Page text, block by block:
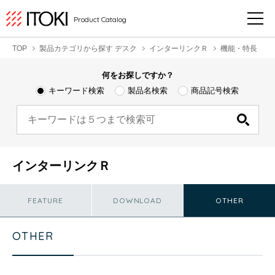
Product Catalog
TOP 製品カテゴリから探す デスク インターリンクＲ 機能・特長
何をお探しですか？
キーワード検索
製品名検索 商品記号検索
インターリンクＲ
FEATURE DOWNLOAD OTHER
OTHER